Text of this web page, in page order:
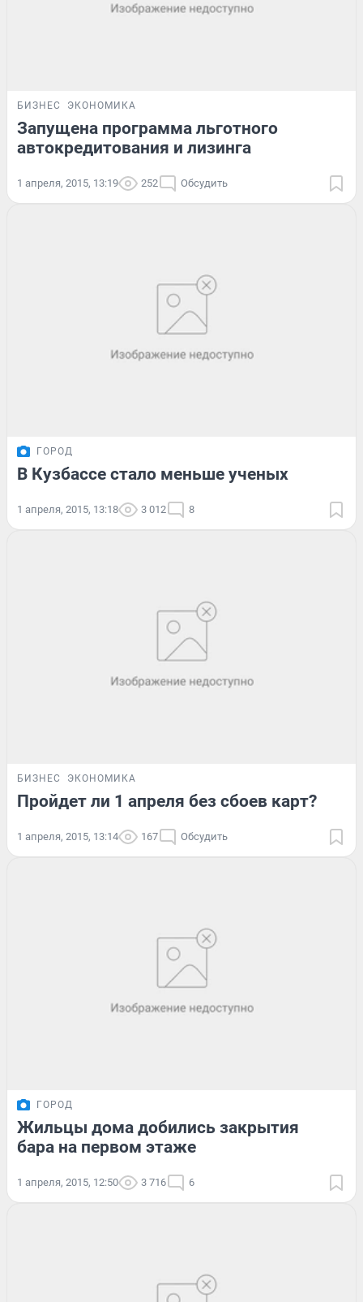
БИЗНЕС ЭКОНОМИКА
Запущена программа льготного
автокредитования и лизинга
1 апреля, 2015, 13:19 252 Обсудить
ГОРОД
В Кузбассе стало меньше ученых
1 апреля, 2015, 13:18 3 012 8
БИЗНЕС ЭКОНОМИКА
Пройдет ли 1 апреля без сбоев карт?
1 апреля, 2015, 13:14 167 Обсудить
ГОРОД
Жильцы дома добились закрытия
бара на первом этаже
1 апреля, 2015, 12:50 3 716 6